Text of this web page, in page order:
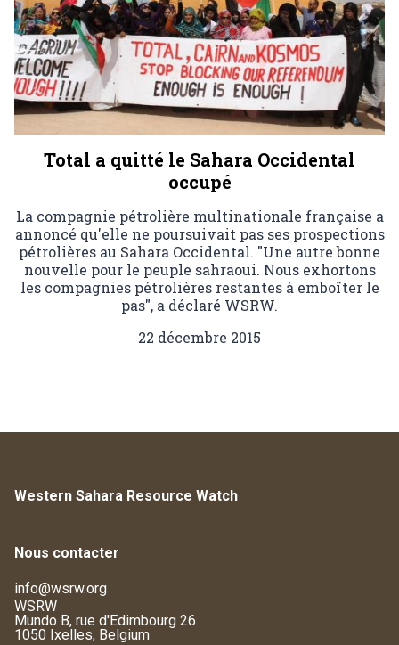
Total a quitté le Sahara Occidental
occupé
La compagnie pétrolière multinationale française a
annoncé qu'elle ne poursuivait pas ses prospections
pétrolières au Sahara Occidental. "Une autre bonne
nouvelle pour le peuple sahraoui. Nous exhortons
les compagnies pétrolières restantes à emboîter le
pas", a déclaré WSRW.
22 décembre 2015
Western Sahara Resource Watch
Nous contacter
info@wsrw.org
WSRW
Mundo B, rue d'Edimbourg 26
1050 Ixelles, Belgium